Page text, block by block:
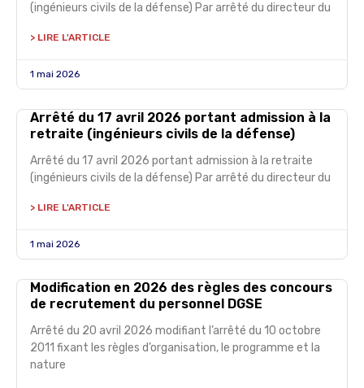
(ingénieurs civils de la défense) Par arrêté du directeur du
> LIRE L'ARTICLE
1 mai 2026
Arrêté du 17 avril 2026 portant admission à la
retraite (ingénieurs civils de la défense)
Arrêté du 17 avril 2026 portant admission à la retraite
(ingénieurs civils de la défense) Par arrêté du directeur du
> LIRE L'ARTICLE
1 mai 2026
Modification en 2026 des règles des concours
de recrutement du personnel DGSE
Arrêté du 20 avril 2026 modifiant l’arrêté du 10 octobre
2011 fixant les règles d’organisation, le programme et la
nature